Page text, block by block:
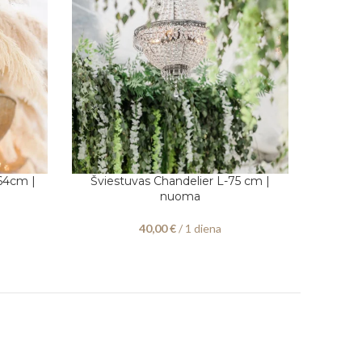
|
PASIRINKITE DATAS
Šviestuvas Chandelier L-75 cm |
nuoma
40,00€/ 1 diena